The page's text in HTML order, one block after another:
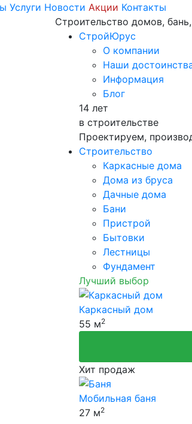
Услуги Новости Акции Контакты
Строительство домов,
СтройЮрус
О компании
Наши
Информация
Блог
14 лет
в строительстве
Проектируем,
Строительство
Каркасные дома
Дома из бруса
Дачные дома
Бани
Пристрой
Бытовки
Лестницы
Фундамент
Лучший выбор
Каркасный дом
55 м2
Хит продаж
Мобильная баня
27 м2